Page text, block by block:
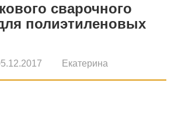
сварочного
полиэтиленовых
Екатерина